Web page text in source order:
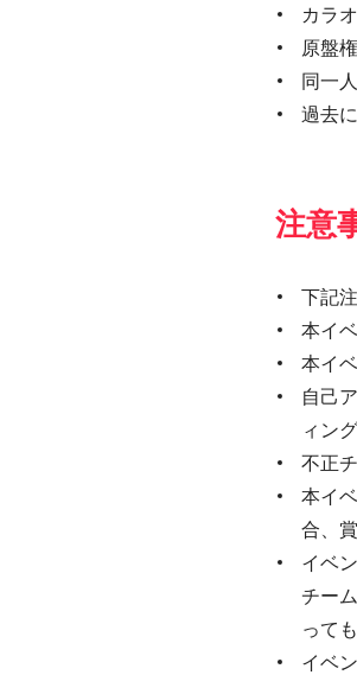
カラ
原盤
同一
過去
注意
下記
本イ
本イ
自己
ィン
不正
本イ
合、
イベ
チー
って
イベ